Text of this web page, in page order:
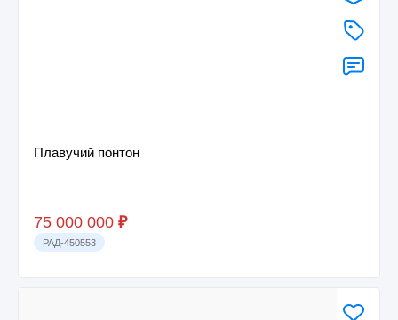
Плавучий понтон
75 000 000 ₽
РАД-450553